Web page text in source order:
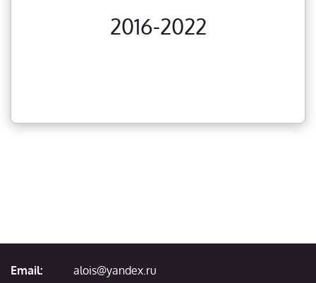
2016-2022
Email: alois@yandex.ru